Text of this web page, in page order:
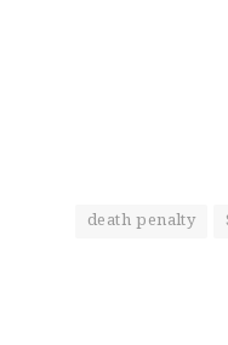
death penalty